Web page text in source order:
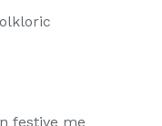
festive me